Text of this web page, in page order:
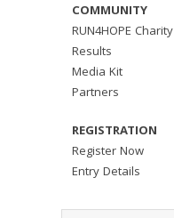
COMMUNITY
RUN4HOPE Charity
Results
Media Kit
Partners
REGISTRATION
Register Now
Entry Details